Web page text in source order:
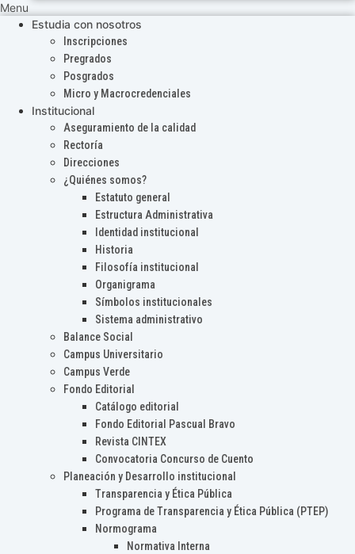
Menu
Estudia con nosotros
Inscripciones
Pregrados
Posgrados
Micro y Macrocredenciales
Institucional
Aseguramiento de la calidad
Rectoría
Direcciones
¿Quiénes somos?
Estatuto general
Estructura Administrativa
Identidad institucional
Historia
Filosofía institucional
Organigrama
Símbolos institucionales
Sistema administrativo
Balance Social
Campus Universitario
Campus Verde
Fondo Editorial
Catálogo editorial
Fondo Editorial Pascual Bravo
Revista CINTEX
Convocatoria Concurso de Cuento
Planeación y Desarrollo institucional
Transparencia y Ética Pública
Programa de Transparencia y Ética Pública (PTEP)
Normograma
Normativa Interna